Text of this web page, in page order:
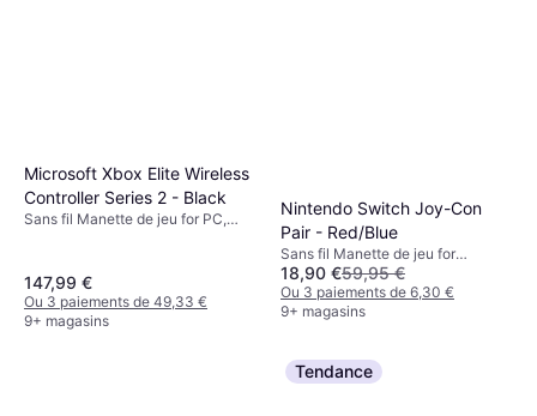
Microsoft Xbox Elite Wireless
Controller Series 2 - Black
Sans fil Manette de jeu for PC,
147,99 €
Ou 3 paiements de 49,33 €
9+ magasins
Nintendo Switch Joy-Con
Pair - Red/Blue
Sans fil Manette de jeu for
Nintendo Switch
18,90 €59,95 €
Ou 3 paiements de 6,30 €
9+ magasins
Tendance